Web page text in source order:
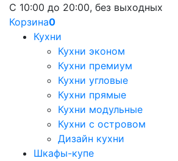
С 10:00 до 20:00, без выходных
Корзина0
Кухни
Кухни эконом
Кухни премиум
Кухни угловые
Кухни прямые
Кухни модульные
Кухни с островом
Дизайн кухни
Шкафы-купе